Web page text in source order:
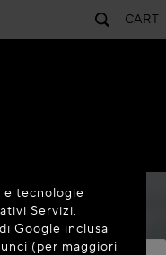
CART
e tecnologie
Servizi.
Google inclusa
(per maggiori